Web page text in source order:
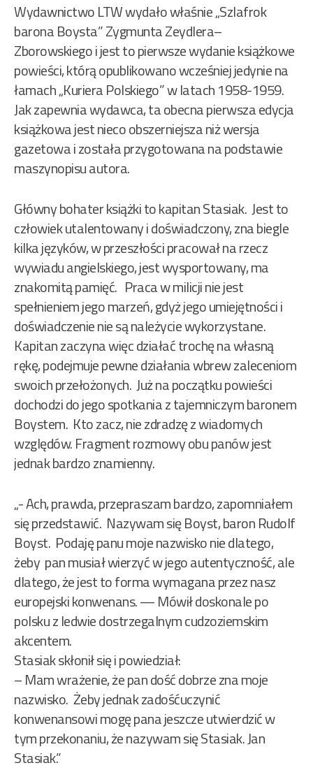
Wydawnictwo LTW wydało właśnie „Szlafrok
barona Boysta” Zygmunta Zeydlera–
Zborowskiego i jest to pierwsze wydanie książkowe
powieści, którą opublikowano wcześniej jedynie na
łamach „Kuriera Polskiego” w latach 1958-1959.
Jak zapewnia wydawca, ta obecna pierwsza edycja
książkowa jest nieco obszerniejsza niż wersja
gazetowa i została przygotowana na podstawie
maszynopisu autora.
Główny bohater książki to kapitan Stasiak. Jest to
człowiek utalentowany i doświadczony, zna biegle
kilka języków, w przeszłości pracował na rzecz
wywiadu angielskiego, jest wysportowany, ma
znakomitą pamięć. Praca w milicji nie jest
spełnieniem jego marzeń, gdyż jego umiejętności i
doświadczenie nie są należycie wykorzystane.
Kapitan zaczyna więc działać trochę na własną
rękę, podejmuje pewne działania wbrew zaleceniom
swoich przełożonych. Już na początku powieści
dochodzi do jego spotkania z tajemniczym baronem
Boystem. Kto zacz, nie zdradzę z wiadomych
względów. Fragment rozmowy obu panów jest
jednak bardzo znamienny.
„- Ach, prawda, przepraszam bardzo, zapomniałem
się przedstawić. Nazywam się Boyst, baron Rudolf
Boyst. Podaję panu moje nazwisko nie dlatego,
żeby pan musiał wierzyć w jego autentyczność, ale
dlatego, że jest to forma wymagana przez nasz
europejski konwenans. — Mówił doskonale po
polsku z ledwie dostrzegalnym cudzoziemskim
akcentem.
Stasiak skłonił się i powiedział:
– Mam wrażenie, że pan dość dobrze zna moje
nazwisko. Żeby jednak zadośćuczynić
konwenansowi mogę pana jeszcze utwierdzić w
tym przekonaniu, że nazywam się Stasiak. Jan
Stasiak.”